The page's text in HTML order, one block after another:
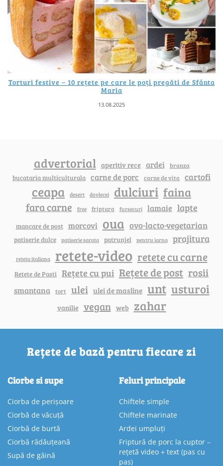
Torturi festive – 10 rețete pe care le poți pregăti de Sfânta
Maria
13.08.2025
advertorial aperitiv rece ardei branza
bucataria multiculturala carne de porc carne de vita cartofi
ceapa desert dovlecei dulciuri faina
fara carne free friptura fursecuri lamaie lapte
mancare de post morcovi oua ovo-lacto-vegetarian
patiserie dulce patiserie sarata patrunjel pentru iarna prajitura
reteta italiana retete-video retete cu carne
Retete de Pasti Rețete cu pui Rețete de post rosii
smantana tort ulei ulei de masline unt usturoi
vanilie vegan web zahar
Rețete de bază pentru fiecare zi
Ciorbe si supe
Ciorba de perișoare
Ciorbă de văcuță
Ciorbă de burtă
Ciorbă rădăuțeană
Supă de găină
Feluri principale
Chiftele simple
Chiftele marinate
Ardei umpluți
Friptură de porc la cuptor –
rețetă video + text (pas cu
pas)